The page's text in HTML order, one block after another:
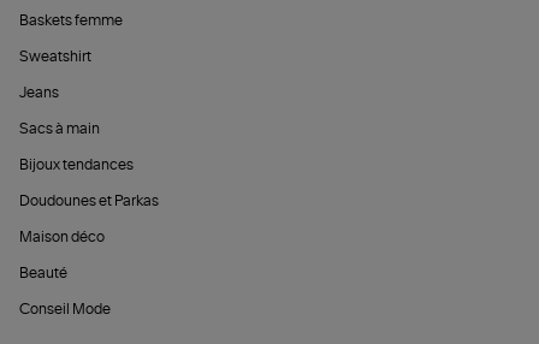
Baskets femme
Sweatshirt
Jeans
Sacs à main
Bijoux tendances
Doudounes et Parkas
Maison déco
Beauté
Conseil Mode